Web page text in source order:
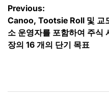
글
탐
색
Previous:
Canoo, Tootsie Roll 및 교
소 운영자를 포함하여 주식
장의 16 개의 단기 목표